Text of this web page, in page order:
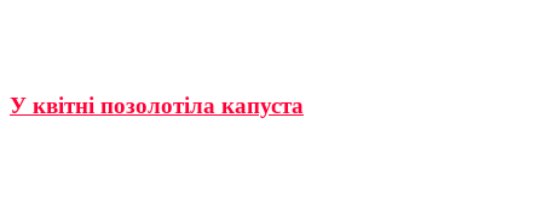
У квітні позолотіла капуста